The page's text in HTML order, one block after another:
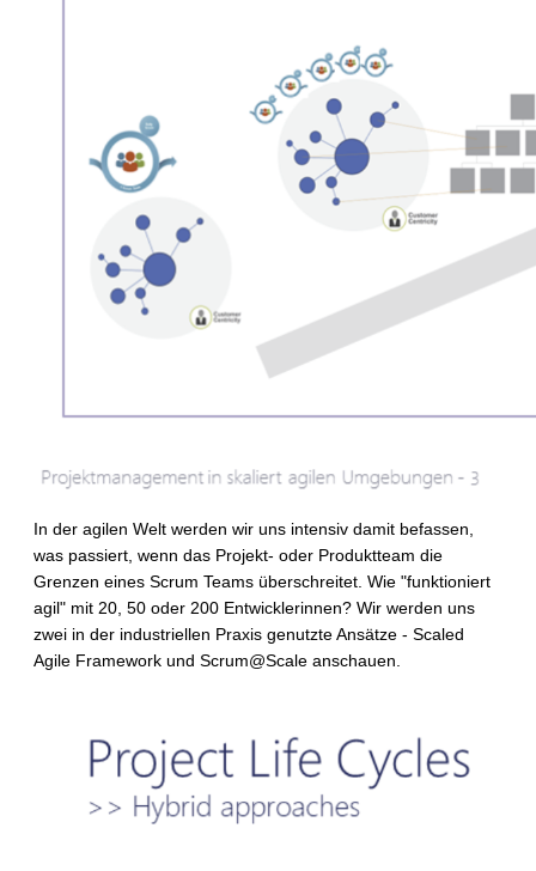
In der agilen Welt werden wir uns intensiv damit befassen,
was passiert, wenn das Projekt- oder Produktteam die
Grenzen eines Scrum Teams überschreitet. Wie "funktioniert
agil" mit 20, 50 oder 200 Entwicklerinnen? Wir werden uns
zwei in der industriellen Praxis genutzte Ansätze - Scaled
Agile Framework und Scrum@Scale anschauen.